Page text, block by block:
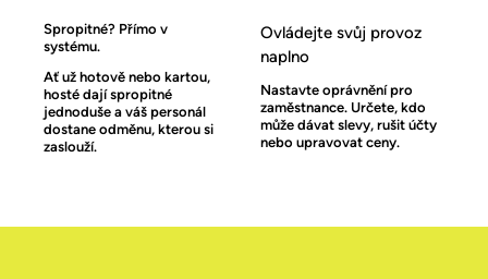
Spropitné? Přímo v
systému.
Ať už hotově nebo kartou,
hosté dají spropitné
jednoduše a váš personál
dostane odměnu, kterou si
zaslouží.
Ovládejte svůj provoz
naplno
Nastavte oprávnění pro
zaměstnance. Určete, kdo
může dávat slevy, rušit účty
nebo upravovat ceny.